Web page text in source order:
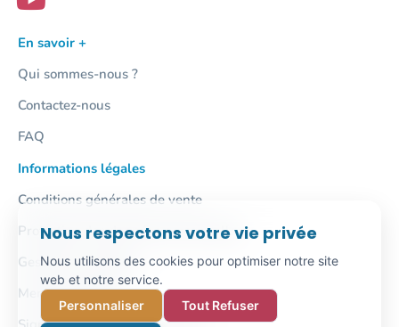
En savoir +
Qui sommes-nous ?
Contactez-nous
FAQ
Informations légales
Conditions générales de vente
Protection des données personnelles
Gestion des cookies
Mentions légales
Nous respectons votre vie privée
Nous utilisons des cookies pour optimiser notre site
web et notre service.
Personnaliser
Tout Refuser